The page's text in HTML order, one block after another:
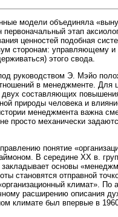
модели объединяла
этап
ценностей подобная
сторонам: управляющему и
этого свода.
руководством Э. Мэйо
в менеджменте. Для
составляющих
природы человека и
менеджмента важна
просто механически
понятие
В середине ХХ в.
основы
становятся отправной
климат». По
расширению описания
климате был впервые в